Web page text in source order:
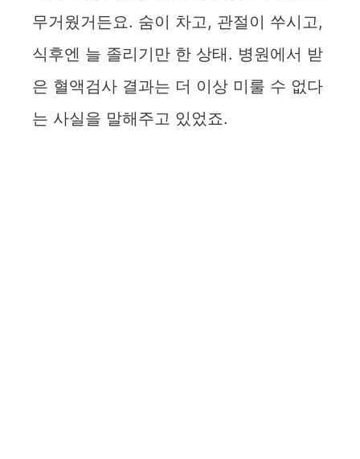
무거웠거든요. 숨이 차고, 관절이 쑤시고,
식후엔 늘 졸리기만 한 상태. 병원에서 받
은 혈액검사 결과는 더 이상 미룰 수 없다
는 사실을 말해주고 있었죠.